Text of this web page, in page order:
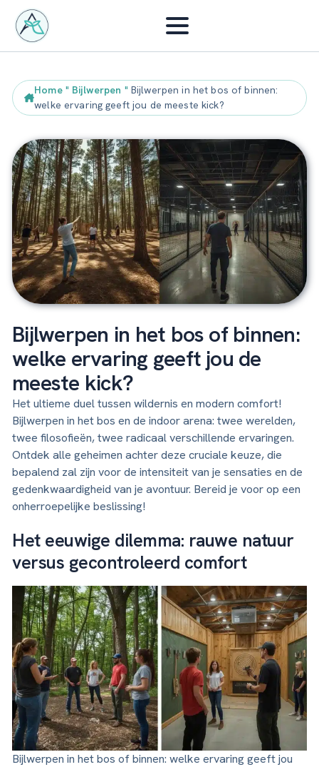
Home" Bijlwerpen " Bijlwerpen in het bos of binnen:
welke ervaring geeft jou de meeste kick?
Bijlwerpen in het bos of binnen:
welke ervaring geeft jou de
meeste kick?
Het ultieme duel tussen wildernis en modern comfort!
Bijlwerpen in het bos en de indoor arena: twee werelden,
twee filosofieën, twee radicaal verschillende ervaringen.
Ontdek alle geheimen achter deze cruciale keuze, die
bepalend zal zijn voor de intensiteit van je sensaties en de
gedenkwaardigheid van je avontuur. Bereid je voor op een
onherroepelijke beslissing!
Het eeuwige dilemma: rauwe natuur
versus gecontroleerd comfort
Bijlwerpen in het bos of binnen: welke ervaring geeft jou